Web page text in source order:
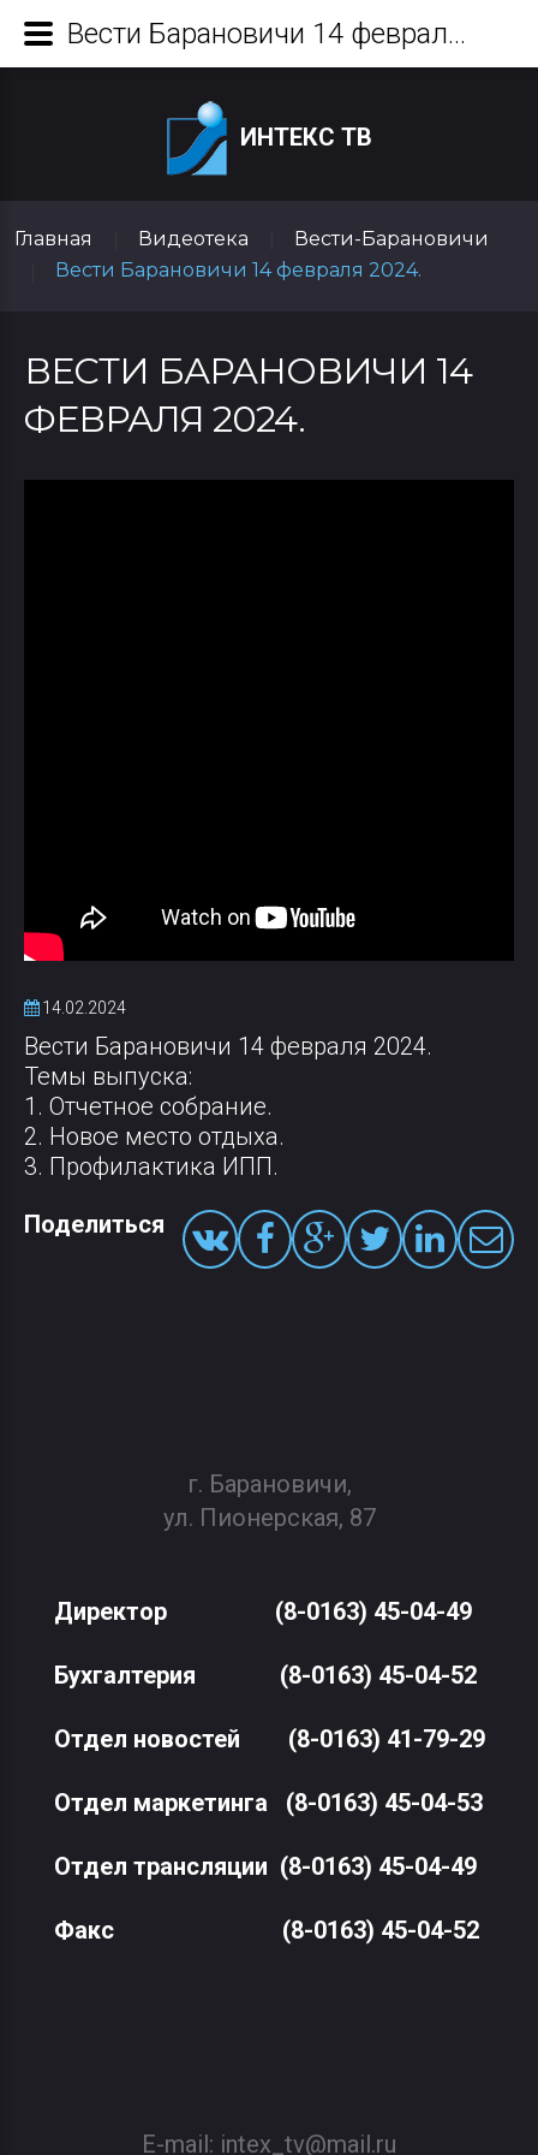
ИНТЕКС ТВ
Главная Видеотека
Вести-Барановичи
Вести Барановичи 14 февраля 2024.
ВЕСТИ БАРАНОВИЧИ 14
ФЕВРАЛЯ 2024.
14.02.2024
Вести Барановичи 14 февраля 2024.
Темы выпуска:
1. Отчетное собрание.
2. Новое место отдыха.
3. Профилактика ИПП.
Поделиться
г. Барановичи,
ул. Пионерская, 87
Директор (8-0163) 45-04-49
Бухгалтерия (8-0163) 45-04-52
Отдел новостей (8-0163) 41-79-29
Отдел маркетинга (8-0163) 45-04-53
Отдел трансляции (8-0163) 45-04-49
Факс(8-0163) 45-04-52
E-mail: intex_tv@mail.ru
Вести Барановичи 14 февраля 2024.